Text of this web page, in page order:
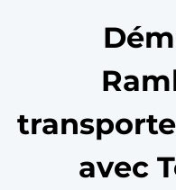
avec